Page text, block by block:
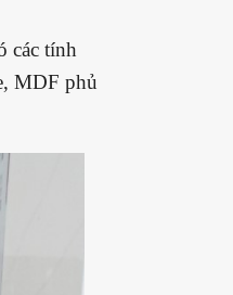
các tính
MDF phủ